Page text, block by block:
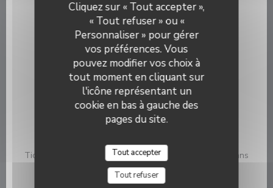
Cliquez sur « Tout accepter »,
« Tout refuser » ou «
Personnaliser » pour gérer
vos préférences. Vous
pouvez modifier vos choix à
tout moment en cliquant sur
l'icône représentant un
cookie en bas à gauche des
pages du site.
Tout accepter
Tout refuser
Cuisine
Poissons et fruits de mer, Française Traditionnelle
Type de restaurant
Restaurant Traditionnel
Services
Vente à emporter, Terrasse, Parking gratuit à 50 m,
Organisation d'événements, Accès aux personnes à
mobilité réduite
Ticket Restaurant, Visa, Titres restaurant, Paiement Sans
Contact, Eurocard/Mastercard, Espèces, Chèques
Vacances, Carte Bleue, American Express